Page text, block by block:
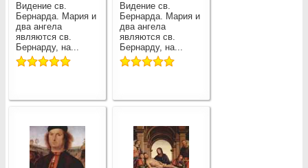
Видение св.
Бернарда. Мария и
два ангела
являются св.
Бернарду, на...
Видение св.
Бернарда. Мария и
два ангела
являются св.
Бернарду, на...